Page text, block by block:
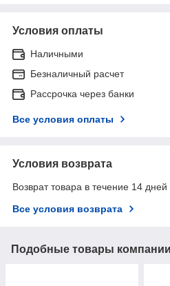
Условия оплаты
Наличными
Безналичный расчет
Рассрочка через банки
Все условия оплаты
Условия возврата
Возврат товара в течение 14 дней
Все условия возврата
Подобные товары компании